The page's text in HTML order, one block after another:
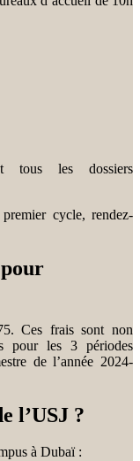
tous les dossiers
cycle, rendez-
Ces frais sont non
pour les 3 périodes
de l’année 2024-
l’USJ ?
à Dubaï :